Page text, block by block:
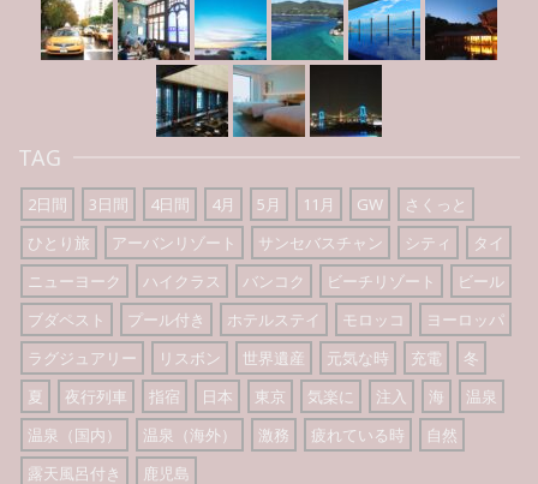
TAG
2日間 3日間 4日間 4月 5月 11月 GW
さくっと
ひとり旅
アーバンリゾート サンセバスチャン シティ
タイ
ニューヨーク
ハイクラス バンコク ビーチリゾート
ビール
ブダペスト
プール付き ホテルステイ モロッコ
ヨーロッパ
ラグジュアリー
リスボン 世界遺産 元気な時 充電
冬
夏
夜行列車 指宿 日本 東京 気楽に 注入 海
温泉
温泉（国内）
温泉（海外） 激務 疲れている時
自然
露天風呂付き
鹿児島